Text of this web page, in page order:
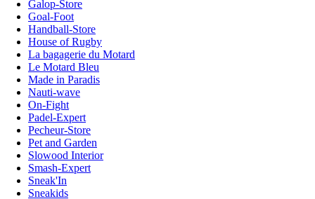
Galop-Store
Goal-Foot
Handball-Store
House of Rugby
La bagagerie du Motard
Le Motard Bleu
Made in Paradis
Nauti-wave
On-Fight
Padel-Expert
Pecheur-Store
Pet and Garden
Slowood Interior
Smash-Expert
Sneak'In
Sneakids